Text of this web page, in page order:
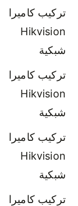
تركيب كاميرا
Hikvision
شبكية
تركيب كاميرا
Hikvision
شبكية
تركيب كاميرا
Hikvision
شبكية
تركيب كاميرا